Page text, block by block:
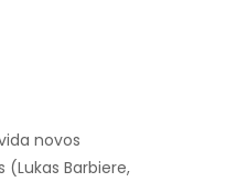
novos
(Lukas Barbiere,